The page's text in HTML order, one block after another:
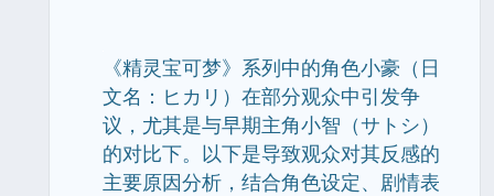
《精灵宝可梦》系列中的角色小豪（日
文名：ヒカリ）在部分观众中引发争
议，尤其是与早期主角小智（サトシ）
的对比下。以下是导致观众对其反感的
主要原因分析，结合角色设定、剧情表